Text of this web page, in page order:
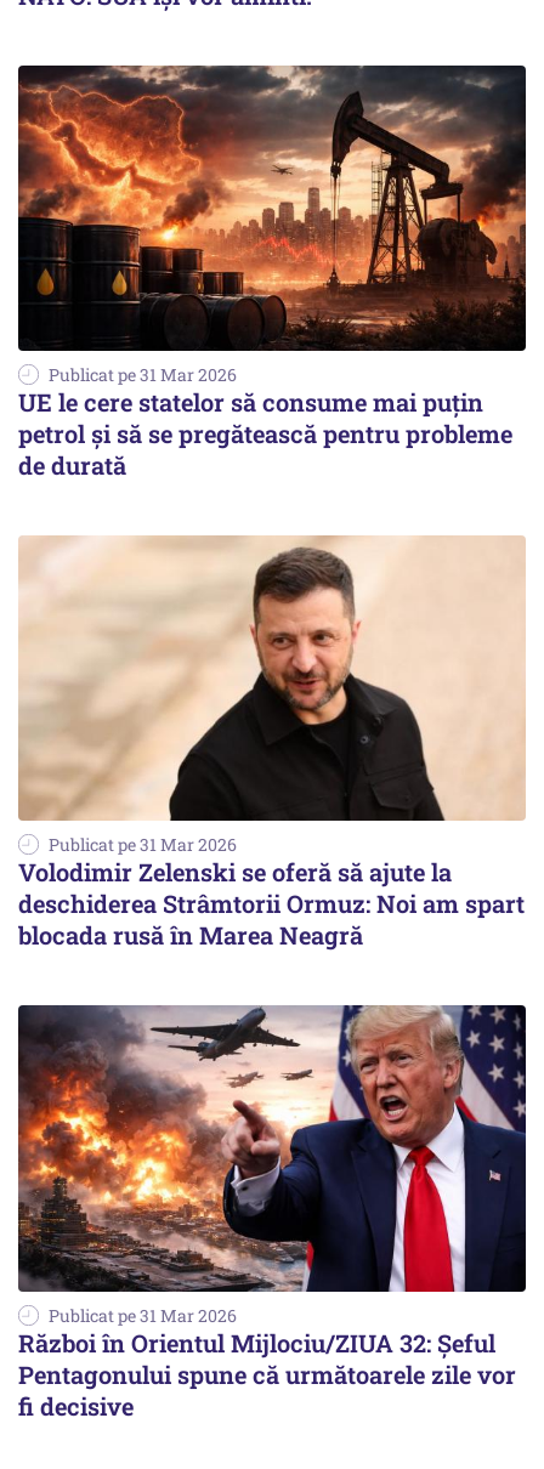
Publicat pe 31 Mar 2026
UE le cere statelor să consume mai puțin
petrol și să se pregătească pentru probleme
de durată
Publicat pe 31 Mar 2026
Volodimir Zelenski se oferă să ajute la
deschiderea Strâmtorii Ormuz: Noi am spart
blocada rusă în Marea Neagră
Publicat pe 31 Mar 2026
Război în Orientul Mijlociu/ZIUA 32: Șeful
Pentagonului spune că următoarele zile vor
fi decisive